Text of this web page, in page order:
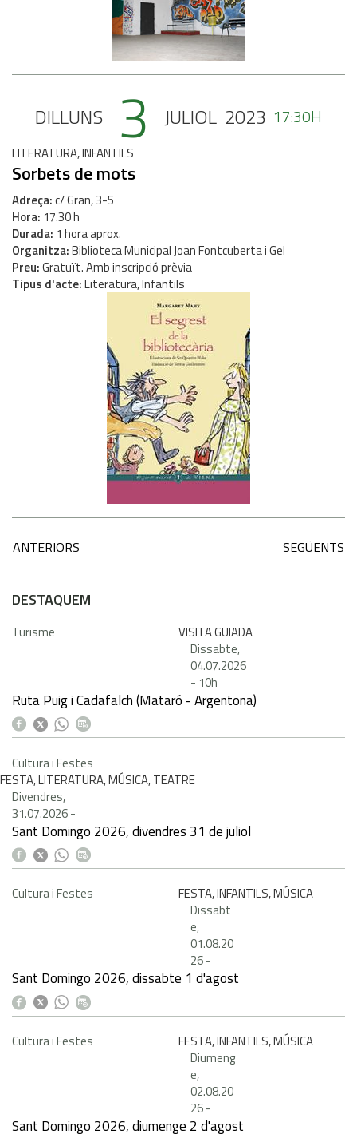
DILLUNS 3 JULIOL 2023 17:30H
LITERATURA, INFANTILS
Sorbets de mots
Adreça c/ Gran, 3-5
Hora 17.30 h
Durada 1 hora aprox.
Organitza Biblioteca Municipal Joan Fontcuberta i Gel
Preu Gratuït. Amb inscripció prèvia
Tipus d'acte Literatura, Infantils
ANTERIORS SEGÜENTS
DESTAQUEM
Turisme
VISITA GUIADA
Dissabte,
04.07.2026
- 10h
Ruta Puig i Cadafalch (Mataró - Argentona)
Cultura i Festes
FESTA, LITERATURA, MÚSICA, TEATRE
Divendres,
31.07.2026-
Sant Domingo 2026, divendres 31 de juliol
Cultura i Festes
FESTA, INFANTILS, MÚSICA
Dissabt
e,
01.08.20
26-
Sant Domingo 2026, dissabte 1 d'agost
Cultura i Festes
FESTA, INFANTILS, MÚSICA
Diumeng
e,
02.08.20
26-
Sant Domingo 2026, diumenge 2 d'agost